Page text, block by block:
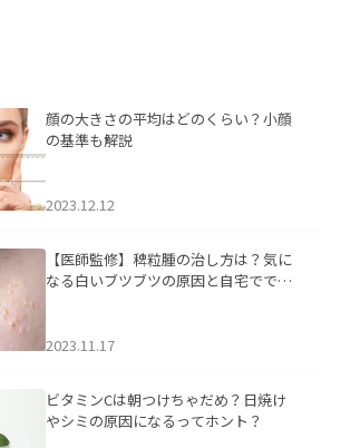
顔の大きさの平均はどのくらい？小顔
の基準も解説
2023.12.12
【医師監修】稗粒腫の治し方は？気に
なる白いブツブツの原因と自宅ででき
2023.11.17
ビタミンCは朝つけちゃだめ？日焼け
やシミの原因になるってホント？